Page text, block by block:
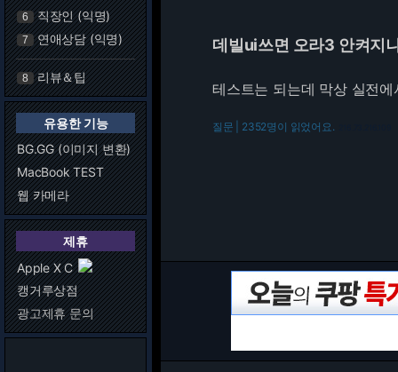
6 직장인 (익명)
7 연애상담 (익명)
8 리뷰＆팁
유용한 기능
BG.GG (이미지 변환)
MacBook TEST
웹 카메라
제휴
Apple X C
캥거루상점
광고제휴 문의
데빌ui쓰면 오라3 안켜지
테스트는 되는데 막상 실전에
질문 | 2352명이 읽었어요.